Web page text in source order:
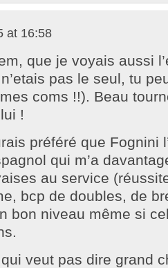
at 16:58
que je voyais aussi
pas le seul, tu
coms !!). Beau
!
préféré que Fognini
qui m’a
au service
bcp de doubles, de
bon niveau même si
veut pas dire grand